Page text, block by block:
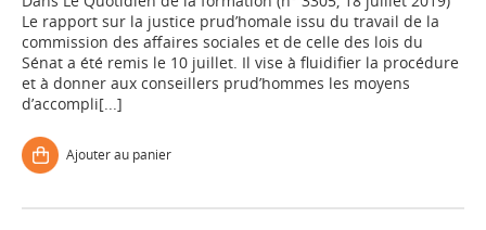
Le rapport sur la justice prud’homale issu du travail de la
commission des affaires sociales et de celle des lois du
Sénat a été remis le 10 juillet. Il vise à fluidifier la procédure
et à donner aux conseillers prud’hommes les moyens
d’accompli[...]
Ajouter au panier